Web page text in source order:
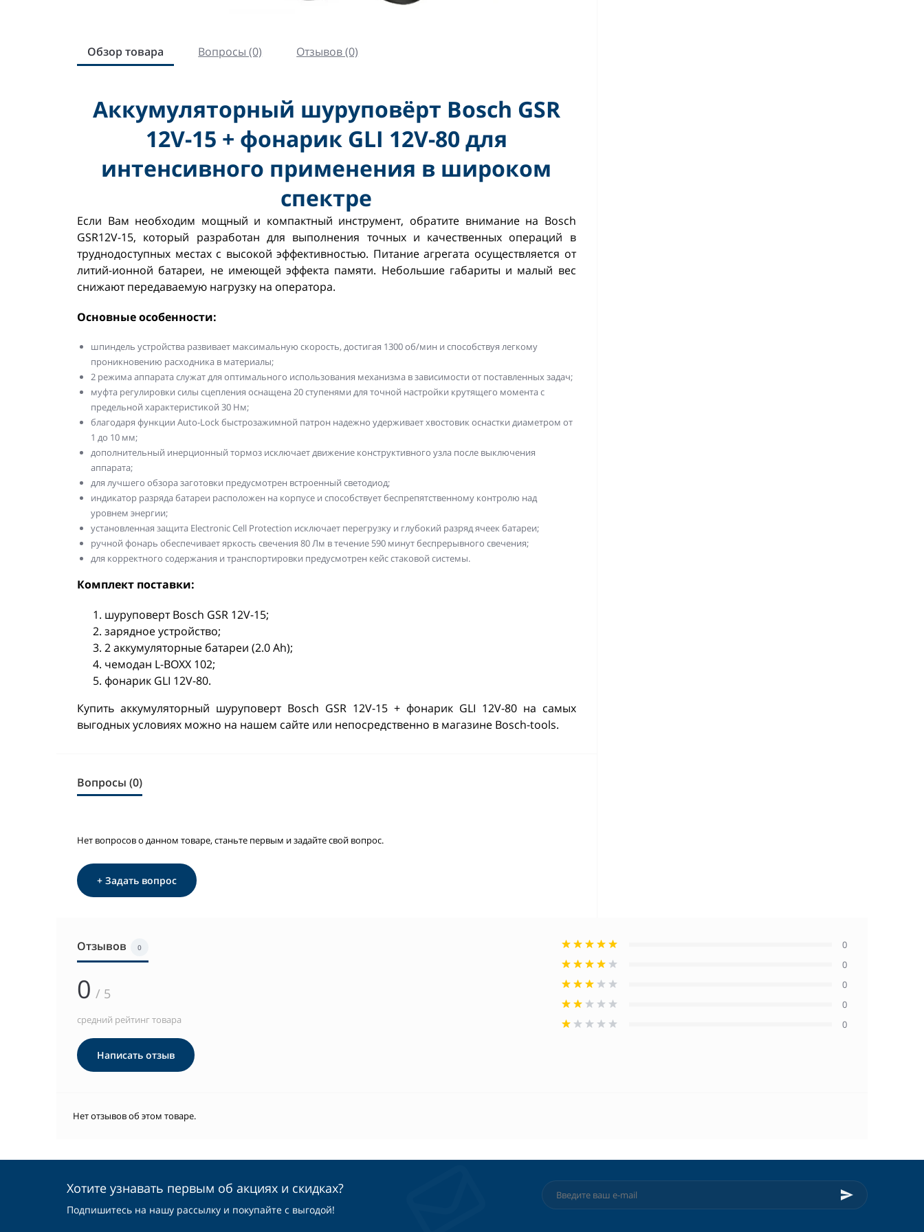
Обзор товара Вопросы (0) Отзывов (0)
Аккумуляторный шуруповёрт Bosch GSR
12V-15 + фонарик GLI 12V-80 для
интенсивного применения в широком
спектре
Если Вам необходим мощный и компактный инструмент, обратите внимание на Bоsch
GSR12V-15, который разработан для выполнения точных и качественных операций в
труднодоступных местах с высокой эффективностью. Питание агрегата осуществляется от
литий-ионной батареи, не имеющей эффекта памяти. Небольшие габариты и малый вес
снижают передаваемую нагрузку на оператора.
Основные особенности:
шпиндель устройства развивает максимальную скорость, достигая 1300 об/мин и способствуя легкому
проникновению расходника в материалы;
2 режима аппарата служат для оптимального использования механизма в зависимости от поставленных задач;
муфта регулировки силы сцепления оснащена 20 ступенями для точной настройки крутящего момента с
предельной характеристикой 30 Нм;
благодаря функции Auto-Lock быстрозажимной патрон надежно удерживает хвостовик оснастки диаметром от
1 до 10 мм;
дополнительный инерционный тормоз исключает движение конструктивного узла после выключения
аппарата;
для лучшего обзора заготовки предусмотрен встроенный светодиод;
индикатор разряда батареи расположен на корпусе и способствует беспрепятственному контролю над
уровнем энергии;
установленная защита Electronic Cell Protection исключает перегрузку и глубокий разряд ячеек батареи;
ручной фонарь обеспечивает яркость свечения 80 Лм в течение 590 минут беспрерывного свечения;
для корректного содержания и транспортировки предусмотрен кейс стаковой системы.
Комплект поставки:
шуруповерт Bosch GSR 12V-15;
зарядное устройство;
2 аккумуляторные батареи (2.0 Ah);
чемодан L-BOXX 102;
фонарик GLI 12V-80.
Купить аккумуляторный шуруповерт Bosch GSR 12V-15 + фонарик GLI 12V-80 на самых
выгодных условиях можно на нашем сайте или непосредственно в магазине Bosch-tools.
Вопросы (0)
Нет вопросов о данном товаре, станьте первым и задайте свой вопрос.
+ Задать вопрос
Отзывов 0
0 / 5
средний рейтинг товара
Написать отзыв
0
0
0
0
0
Нет отзывов об этом товаре.
Хотите узнавать первым об акциях и скидках?
Подпишитесь на нашу рассылку и покупайте с выгодой!